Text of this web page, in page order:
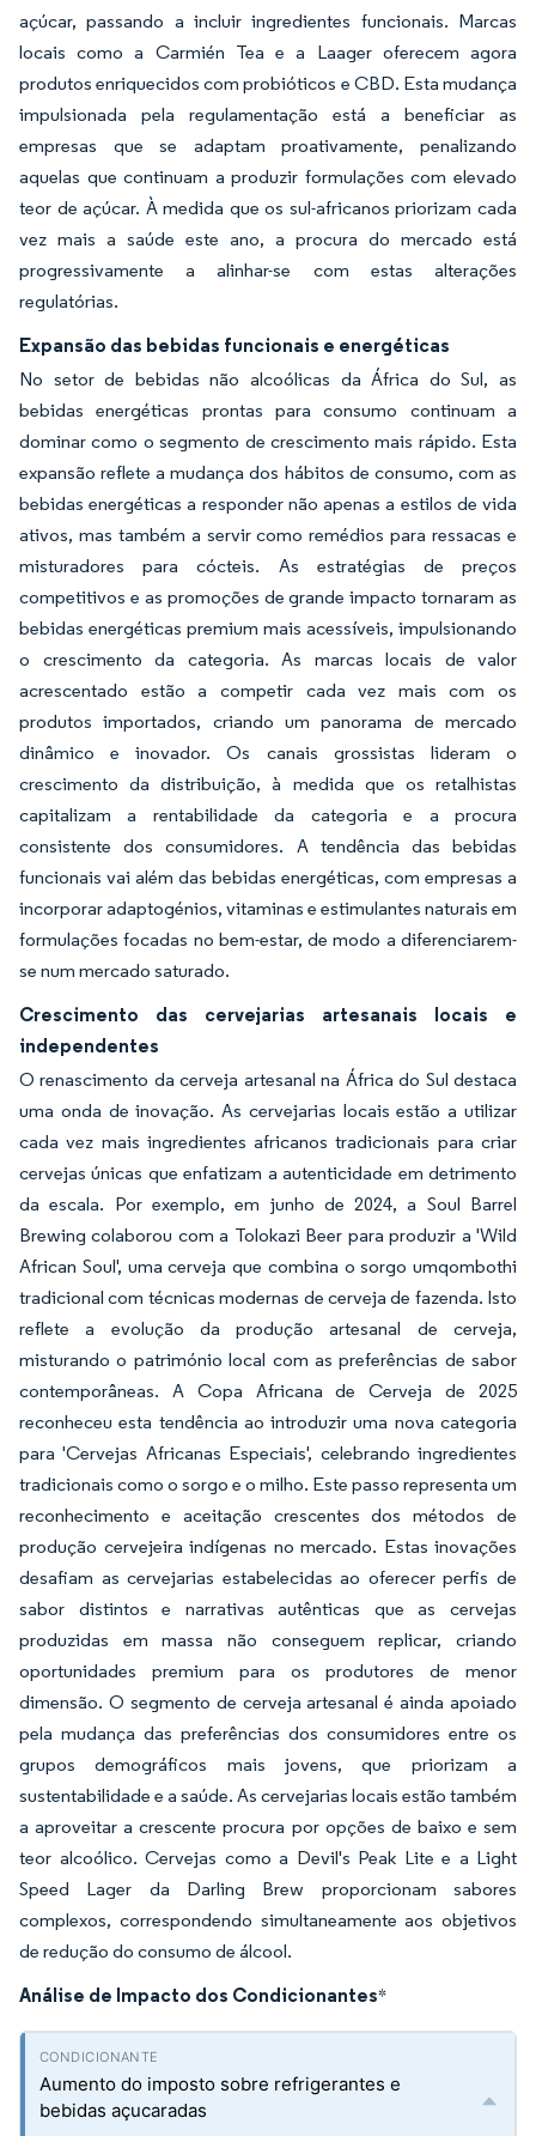
açúcar, passando a incluir ingredientes funcionais. Marcas
locais como a Carmién Tea e a Laager oferecem agora
produtos enriquecidos com probióticos e CBD. Esta mudança
impulsionada pela regulamentação está a beneficiar as
empresas que se adaptam proativamente, penalizando
aquelas que continuam a produzir formulações com elevado
teor de açúcar. À medida que os sul-africanos priorizam cada
vez mais a saúde este ano, a procura do mercado está
progressivamente a alinhar-se com estas alterações
regulatórias.
Expansão das bebidas funcionais e energéticas
No setor de bebidas não alcoólicas da África do Sul, as
bebidas energéticas prontas para consumo continuam a
dominar como o segmento de crescimento mais rápido. Esta
expansão reflete a mudança dos hábitos de consumo, com as
bebidas energéticas a responder não apenas a estilos de vida
ativos, mas também a servir como remédios para ressacas e
misturadores para cócteis. As estratégias de preços
competitivos e as promoções de grande impacto tornaram as
bebidas energéticas premium mais acessíveis, impulsionando
o crescimento da categoria. As marcas locais de valor
acrescentado estão a competir cada vez mais com os
produtos importados, criando um panorama de mercado
dinâmico e inovador. Os canais grossistas lideram o
crescimento da distribuição, à medida que os retalhistas
capitalizam a rentabilidade da categoria e a procura
consistente dos consumidores. A tendência das bebidas
funcionais vai além das bebidas energéticas, com empresas a
incorporar adaptogénios, vitaminas e estimulantes naturais em
formulações focadas no bem-estar, de modo a diferenciarem-
se num mercado saturado.
Crescimento das cervejarias artesanais locais e
independentes
O renascimento da cerveja artesanal na África do Sul destaca
uma onda de inovação. As cervejarias locais estão a utilizar
cada vez mais ingredientes africanos tradicionais para criar
cervejas únicas que enfatizam a autenticidade em detrimento
da escala. Por exemplo, em junho de 2024, a Soul Barrel
Brewing colaborou com a Tolokazi Beer para produzir a 'Wild
African Soul', uma cerveja que combina o sorgo umqombothi
tradicional com técnicas modernas de cerveja de fazenda. Isto
reflete a evolução da produção artesanal de cerveja,
misturando o património local com as preferências de sabor
contemporâneas. A Copa Africana de Cerveja de 2025
reconheceu esta tendência ao introduzir uma nova categoria
para 'Cervejas Africanas Especiais', celebrando ingredientes
tradicionais como o sorgo e o milho. Este passo representa um
reconhecimento e aceitação crescentes dos métodos de
produção cervejeira indígenas no mercado. Estas inovações
desafiam as cervejarias estabelecidas ao oferecer perfis de
sabor distintos e narrativas autênticas que as cervejas
produzidas em massa não conseguem replicar, criando
oportunidades premium para os produtores de menor
dimensão. O segmento de cerveja artesanal é ainda apoiado
pela mudança das preferências dos consumidores entre os
grupos demográficos mais jovens, que priorizam a
sustentabilidade e a saúde. As cervejarias locais estão também
a aproveitar a crescente procura por opções de baixo e sem
teor alcoólico. Cervejas como a Devil's Peak Lite e a Light
Speed Lager da Darling Brew proporcionam sabores
complexos, correspondendo simultaneamente aos objetivos
de redução do consumo de álcool.
Análise de Impacto dos Condicionantes*
Aumento do imposto sobre refrigerantes e
bebidas açucaradas